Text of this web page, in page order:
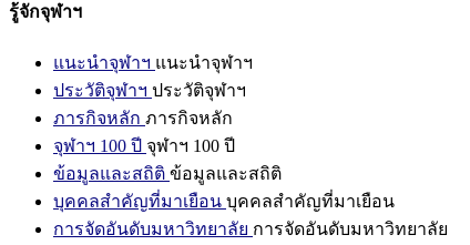
รู้จักจุฬาฯ
แนะนำจุฬาฯ แนะนำจุฬาฯ
ประวัติจุฬาฯ ประวัติจุฬาฯ
ภารกิจหลัก ภารกิจหลัก
จุฬาฯ 100 ปี จุฬาฯ 100 ปี
ข้อมูลและสถิติ ข้อมูลและสถิติ
บุคคลสำคัญที่มาเยือน บุคคลสำคัญที่มาเยือน
การจัดอันดับมหาวิทยาลัย การจัดอันดับมหาวิทยาลัย